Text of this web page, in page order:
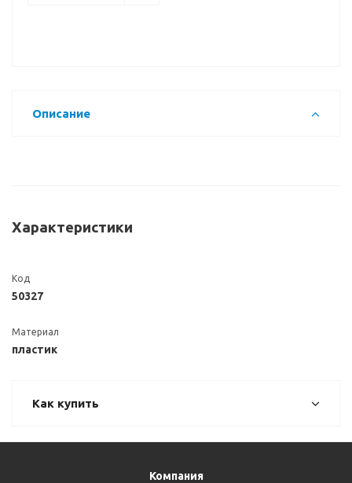
Описание
Характеристики
Код
50327
Материал
пластик
Как купить
Компания